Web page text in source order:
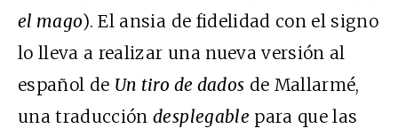
el mago). El ansia de fidelidad con el signo
lo lleva a realizar una nueva versión al
español de Un tiro de dados de Mallarmé,
una traduccióndesplegable para que las